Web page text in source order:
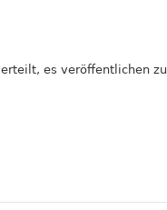
es veröffentlichen zu